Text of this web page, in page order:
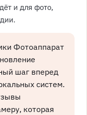
и для фото,
Фотоаппарат
шаг вперед
систем.
которая